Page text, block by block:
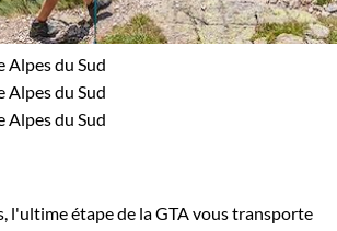
l'ultime étape de la GTA vous transporte